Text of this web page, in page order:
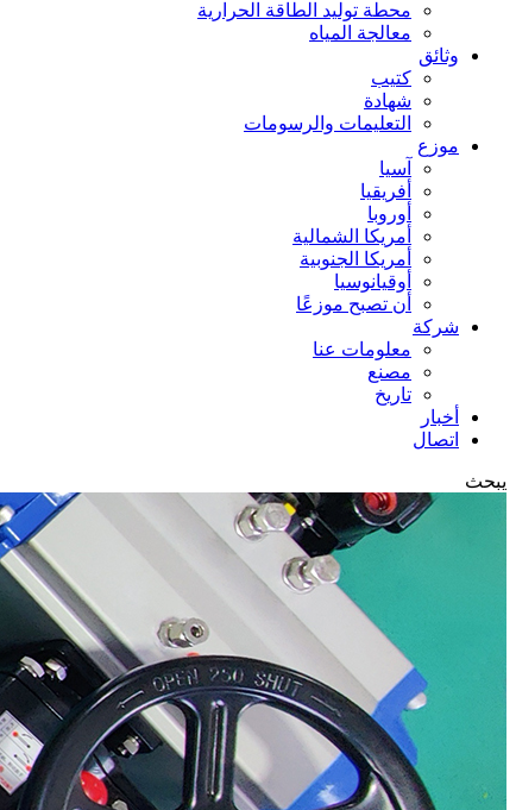
محطة توليد الطاقة الحرارية
معالجة المياه
وثائق
كتيب
شهادة
التعليمات والرسومات
موزع
آسيا
أفريقيا
أوروبا
أمريكا الشمالية
أمريكا الجنوبية
أوقيانوسيا
أن تصبح موزعًا
شركة
معلومات عنا
مصنع
تاريخ
أخبار
اتصال
يبحث